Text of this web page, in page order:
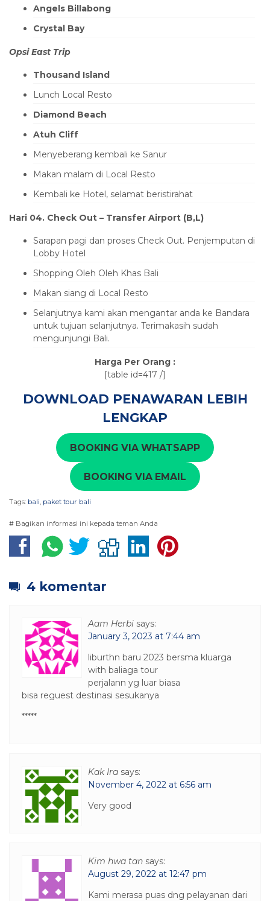
Angels Billabong
Crystal Bay
Opsi East Trip
Thousand Island
Lunch Local Resto
Diamond Beach
Atuh Cliff
Menyeberang kembali ke Sanur
Makan malam di Local Resto
Kembali ke Hotel, selamat beristirahat
Hari 04. Check Out – Transfer Airport (B,L)
Sarapan pagi dan proses Check Out. Penjemputan di
Lobby Hotel
Shopping Oleh Oleh Khas Bali
Makan siang di Local Resto
Selanjutnya kami akan mengantar anda ke Bandara
untuk tujuan selanjutnya. Terimakasih sudah
mengunjungi Bali.
Harga Per Orang :
[table id=417 /]
DOWNLOAD PENAWARAN LEBIH
LENGKAP
BOOKING VIA WHATSAPP
BOOKING VIA EMAIL
Tags: bali, paket tour bali
# Bagikan informasi ini kepada teman Anda
4 komentar
Aam Herbi says:
January 3, 2023 at 7:44 am
liburthn baru 2023 bersma kluarga
with baliaga tour
perjalann yg luar biasa
bisa reguest destinasi sesukanya
*****
Kak Ira says:
November 4, 2022 at 6:56 am
Very good
Kim hwa tan says:
August 29, 2022 at 12:47 pm
Kami merasa puas dng pelayanan dari